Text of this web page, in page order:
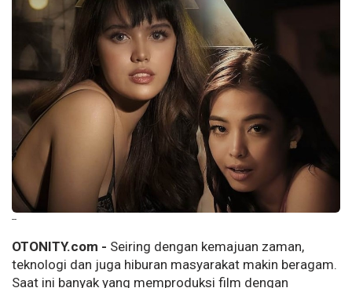
--
OTONITY.com - Seiring dengan kemajuan zaman,
teknologi dan juga hiburan masyarakat makin beragam.
Saat ini banyak yang memproduksi film dengan